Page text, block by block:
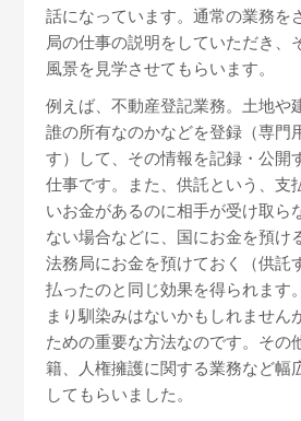
話になっています。通常の業務を
局の仕事の説明をしていただき、
風景を見学させてもらいます。
例えば、不動産登記業務。土地や
誰の所有なのかなどを登録（専門
す）して、その情報を記録・公開
仕事です。また、供託という、支
いお金があるのに相手が受け取ら
ない場合などに、国にお金を預け
法務局にお金を預けておく（供託
払ったのと同じ効果を得られます
まり馴染みはないかもしれません
ための重要な方法なのです。その
籍、人権擁護に関する業務など幅
してもらいました。